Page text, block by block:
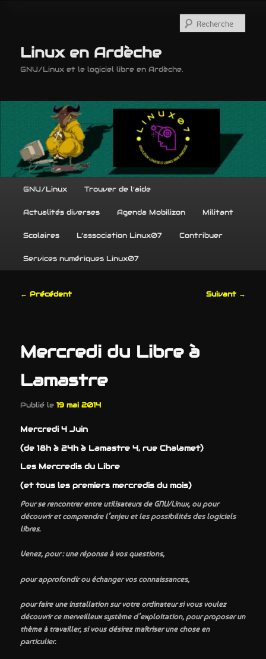
Linux en Ardèche
GNU/Linux et le logiciel libre en Ardèche.
GNU/Linux Trouver de l’aide
Actualités diverses Agenda Mobilizon Militant
Scolaires L’association Linux07 Contribuer
Services numériques Linux07
Navigation
← Précédent Suivant →
Mercredi du Libre à
Lamastre
Publié le19 mai 2014
Mercredi 4 Juin
(de 18h à 24h à Lamastre 4, rue Chalamet)
Les Mercredis du Libre
(et tous les premiers mercredis du mois)
Pour se rencontrer entre utilisateurs de GNU/Linux, ou pour
découvrir et comprendre l’enjeu et les possibilités des logiciels
libres.
Venez, pour : une réponse à vos questions,
pour approfondir ou échanger vos connaissances,
pour faire une installation sur votre ordinateur si vous voulez
découvrir ce merveilleux système d’exploitation, pour proposer un
thème à travailler, si vous désirez maîtriser une chose en
particulier.